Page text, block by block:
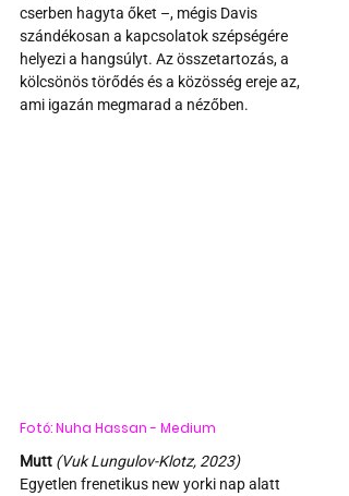
cserben hagyta őket –, mégis Davis
szándékosan a kapcsolatok szépségére
helyezi a hangsúlyt. Az összetartozás, a
kölcsönös törődés és a közösség ereje az,
ami igazán megmarad a nézőben.
Fotó: Nuha Hassan - Medium
Mutt (Vuk Lungulov-Klotz, 2023)
Egyetlen frenetikus new yorki nap alatt